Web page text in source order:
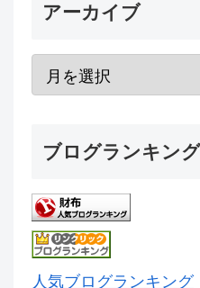
アーカイブ
ブログランキング
人気ブログランキング